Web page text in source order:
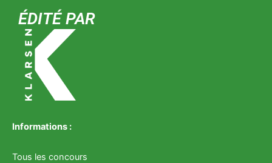
ÉDITÉ PAR
Informations :
Tous les concours